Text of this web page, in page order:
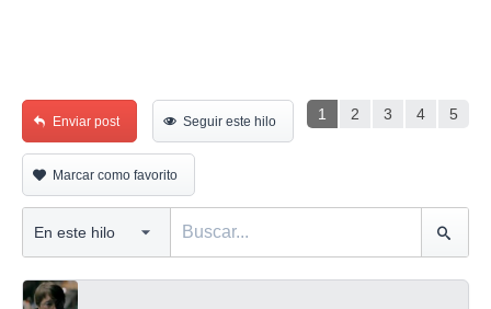
1 2 3 4 5
Enviar post Seguir este hilo
Marcar como favorito